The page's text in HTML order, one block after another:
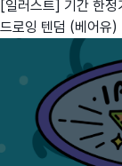
[일러스트] 기간 한
드로잉 텐덤 (베어유)